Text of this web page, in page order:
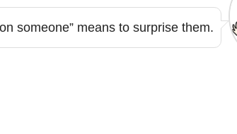
someone” means to surprise them.